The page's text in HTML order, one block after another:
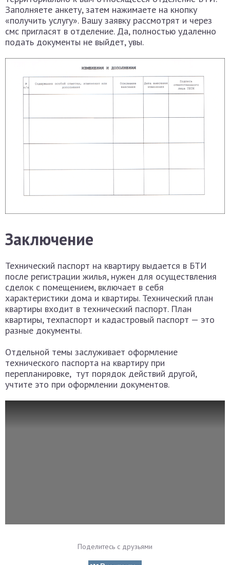
Заполняете анкету, затем нажимаете на кнопку
«получить услугу». Вашу заявку рассмотрят и через
смс пригласят в отделение. Да, полностью удаленно
подать документы не выйдет, увы.
Заключение
Технический паспорт на квартиру выдается в БТИ
после регистрации жилья, нужен для осуществления
сделок с помещением, включает в себя
характеристики дома и квартиры. Технический план
квартиры входит в технический паспорт. План
квартиры, техпаспорт и кадастровый паспорт — это
разные документы.
Отдельной темы заслуживает оформление
технического паспорта на квартиру при
перепланировке, тут порядок действий другой,
учтите это при оформлении документов.
Поделитесь с друзьями